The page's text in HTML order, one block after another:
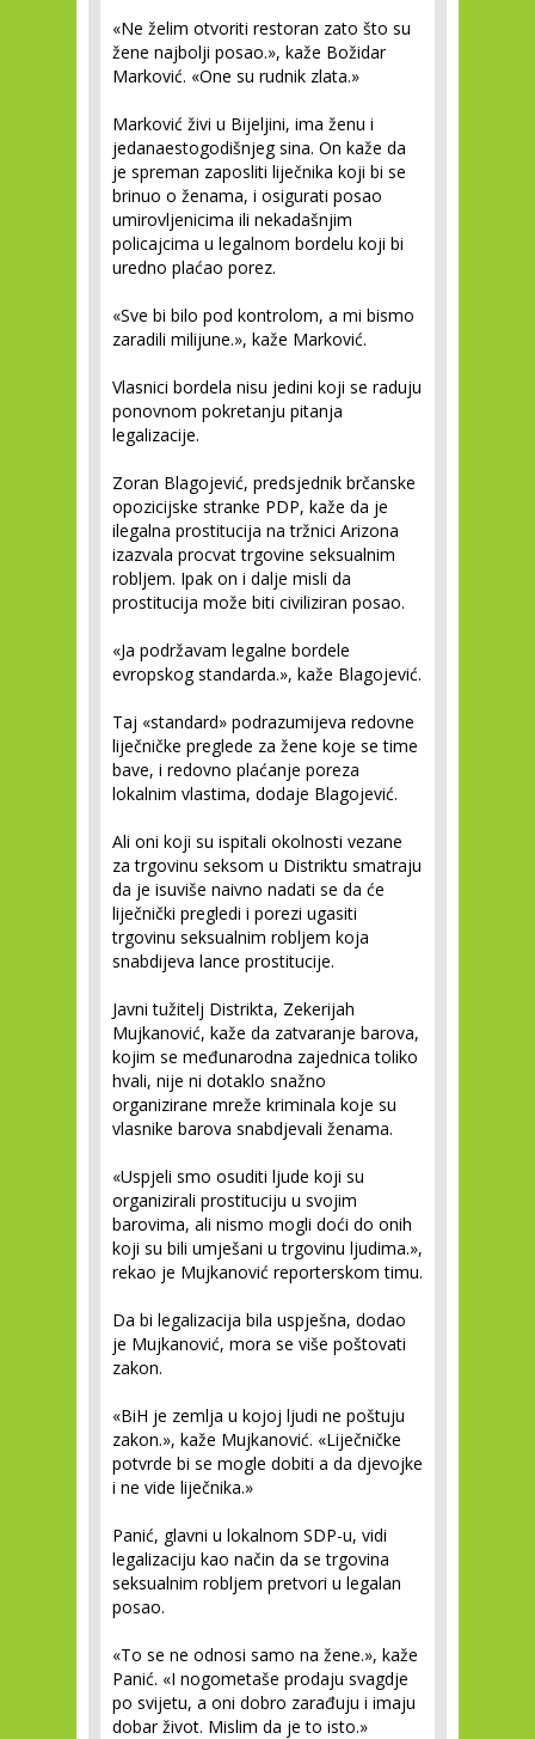
«Ne želim otvoriti restoran zato što su
žene najbolji posao.», kaže Božidar
Marković. «One su rudnik zlata.»
Marković živi u Bijeljini, ima ženu i
jedanaestogodišnjeg sina. On kaže da
je spreman zaposliti liječnika koji bi se
brinuo o ženama, i osigurati posao
umirovljenicima ili nekadašnjim
policajcima u legalnom bordelu koji bi
uredno plaćao porez.
«Sve bi bilo pod kontrolom, a mi bismo
zaradili milijune.», kaže Marković.
Vlasnici bordela nisu jedini koji se raduju
ponovnom pokretanju pitanja
legalizacije.
Zoran Blagojević, predsjednik brčanske
opozicijske stranke PDP, kaže da je
ilegalna prostitucija na tržnici Arizona
izazvala procvat trgovine seksualnim
robljem. Ipak on i dalje misli da
prostitucija može biti civiliziran posao.
«Ja podržavam legalne bordele
evropskog standarda.», kaže Blagojević.
Taj «standard» podrazumijeva redovne
liječničke preglede za žene koje se time
bave, i redovno plaćanje poreza
lokalnim vlastima, dodaje Blagojević.
Ali oni koji su ispitali okolnosti vezane
za trgovinu seksom u Distriktu smatraju
da je isuviše naivno nadati se da će
liječnički pregledi i porezi ugasiti
trgovinu seksualnim robljem koja
snabdijeva lance prostitucije.
Javni tužitelj Distrikta, Zekerijah
Mujkanović, kaže da zatvaranje barova,
kojim se međunarodna zajednica toliko
hvali, nije ni dotaklo snažno
organizirane mreže kriminala koje su
vlasnike barova snabdjevali ženama.
«Uspjeli smo osuditi ljude koji su
organizirali prostituciju u svojim
barovima, ali nismo mogli doći do onih
koji su bili umješani u trgovinu ljudima.»,
rekao je Mujkanović reporterskom timu.
Da bi legalizacija bila uspješna, dodao
je Mujkanović, mora se više poštovati
zakon.
«BiH je zemlja u kojoj ljudi ne poštuju
zakon.», kaže Mujkanović. «Liječničke
potvrde bi se mogle dobiti a da djevojke
i ne vide liječnika.»
Panić, glavni u lokalnom SDP-u, vidi
legalizaciju kao način da se trgovina
seksualnim robljem pretvori u legalan
posao.
«To se ne odnosi samo na žene.», kaže
Panić. «I nogometaše prodaju svagdje
po svijetu, a oni dobro zarađuju i imaju
dobar život. Mislim da je to isto.»